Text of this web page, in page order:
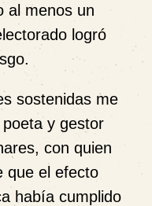
al menos un
logró
sostenidas me
y gestor
con quien
que el efecto
había cumplido